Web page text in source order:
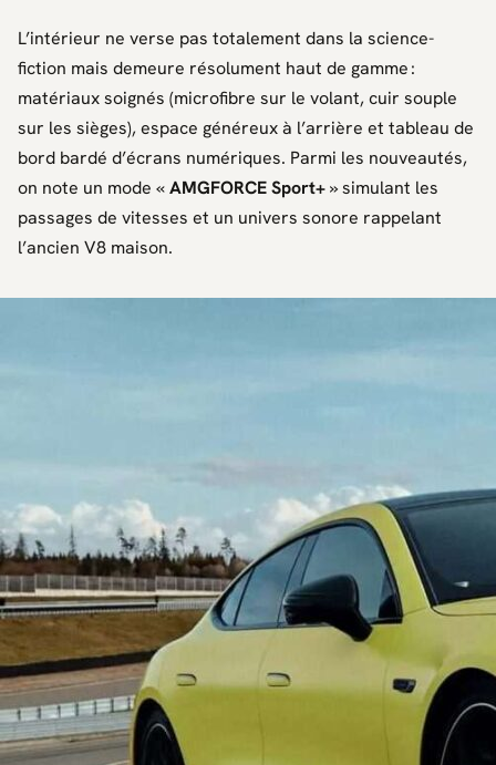
L’intérieur ne verse pas totalement dans la science-
fiction mais demeure résolument haut de gamme :
matériaux soignés (microfibre sur le volant, cuir souple
sur les sièges), espace généreux à l’arrière et tableau de
bord bardé d’écrans numériques. Parmi les nouveautés,
on note un mode «AMGFORCE Sport+» simulant les
passages de vitesses et un univers sonore rappelant
l’ancien V8 maison.